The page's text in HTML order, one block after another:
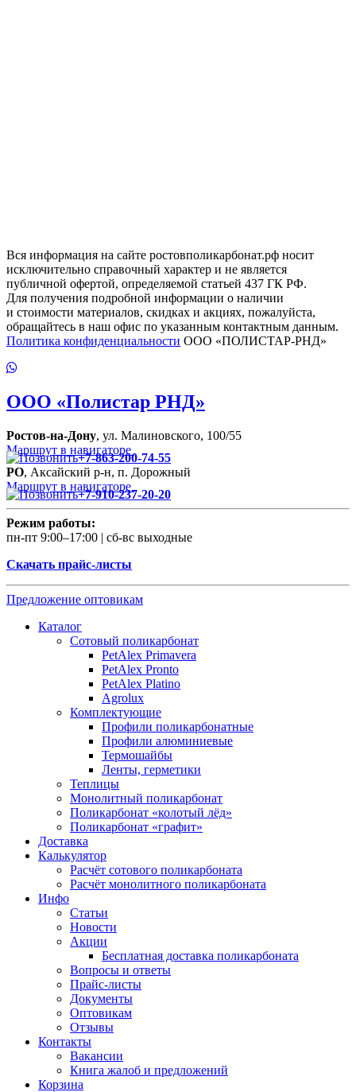
Вся информация на сайте ростовполикарбонат.рф носит
исключительно справочный характер и не является
публичной офертой, определяемой статьей 437 ГК РФ.
Для получения подробной информации о наличии
и стоимости материалов, скидках и акциях, пожалуйста,
обращайтесь в наш офис по указанным контактным данным.
Политика конфиденциальности ООО «ПОЛИСТАР-РНД»
ООО «Полистар РНД»
Ростов-на-Дону, ул. Малиновского, 100/55
Маршрут в навигаторе
+7-863-200-74-55
РО, Аксайский р-н, п. Дорожный
Маршрут в навигаторе
+7-910-237-20-20
Режим работы:
пн-пт 9:00–17:00 | сб-вс выходные
Скачать прайс-листы
Предложение оптовикам
Каталог
Сотовый поликарбонат
PetAlex Primavera
PetAlex Pronto
PetAlex Platino
Agrolux
Комплектующие
Профили поликарбонатные
Профили алюминиевые
Термошайбы
Ленты, герметики
Теплицы
Монолитный поликарбонат
Поликарбонат «колотый лёд»
Поликарбонат «графит»
Доставка
Калькулятор
Расчёт сотового поликарбоната
Расчёт монолитного поликарбоната
Инфо
Статьи
Новости
Акции
Бесплатная доставка поликарбоната
Вопросы и ответы
Прайс-листы
Документы
Оптовикам
Отзывы
Контакты
Вакансии
Книга жалоб и предложений
Корзина